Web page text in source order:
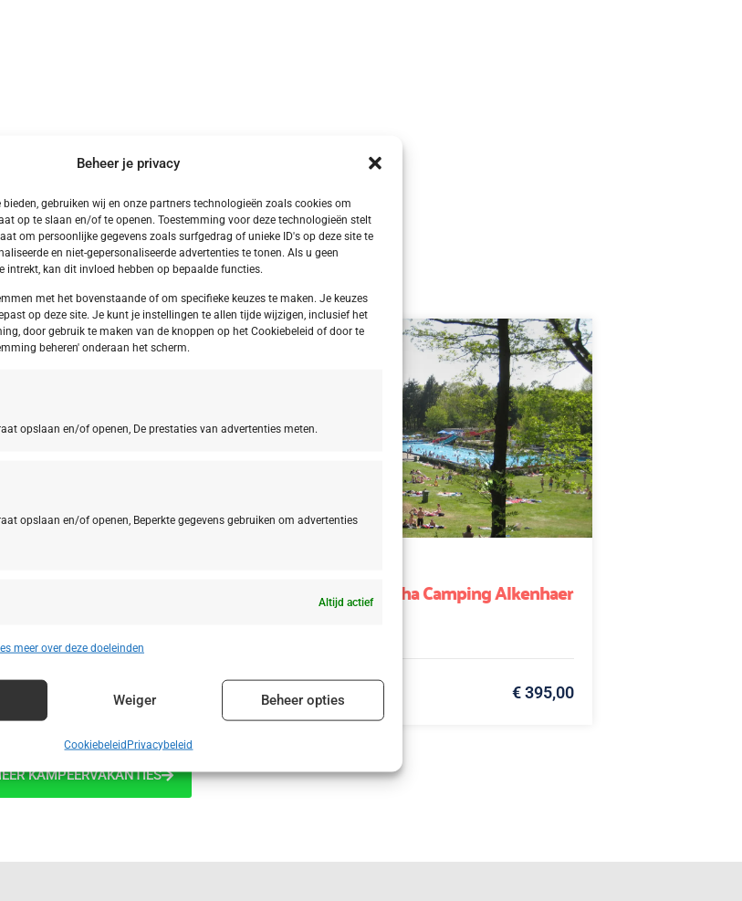
Beheer je privacy
bieden, gebruiken wij en onze partners technologieën zoals cookies om
op te slaan en/of te openen. Toestemming voor deze technologieën stelt
om persoonlijke gegevens zoals surfgedrag of unieke ID's op deze site te
en niet-gepersonaliseerde advertenties te tonen. Als u geen
intrekt, kan dit invloed hebben op bepaalde functies.
met het bovenstaande of om specifieke keuzes te maken. Je keuzes
op deze site. Je kunt je instellingen te allen tijde wijzigen, inclusief het
door gebruik te maken van de knoppen op het Cookiebeleid of door te
beheren' onderaan het scherm.
opslaan en/of openen, De prestaties van advertenties meten.
opslaan en/of openen, Beperkte gegevens gebruiken om advertenties
Altijd actief
leveren en tonen. Altijd actief
meer over deze doeleinden
Weiger Beheer opties
CookiebeleidPrivacybeleid
Costanzo Camping Mar y
€ 415,00
Friesland Appelscha Camping Alkenhaer
€ 395,00
KAMPEERVAKANTIES